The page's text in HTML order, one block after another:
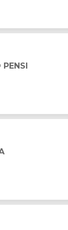
PENSI